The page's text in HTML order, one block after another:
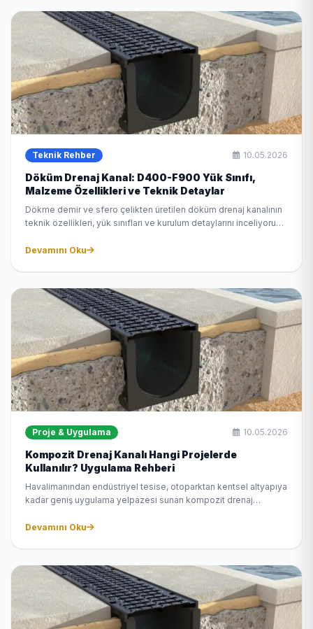
Teknik Rehber 10.05.2026
Döküm Drenaj Kanal: D400-F900 Yük Sınıfı,
Malzeme Özellikleri ve Teknik Detaylar
Dökme demir ve sfero çelikten üretilen döküm drenaj kanalının
teknik özellikleri, yük sınıfları ve kurulum detaylarını inceliyoruz.
tercih edilir?
Devamını Oku
Proje & Uygulama 10.05.2026
Kompozit Drenaj Kanalı Hangi Projelerde
Kullanılır? Uygulama Rehberi
Havalimanından endüstriyel tesise, otoparktan kentsel altyapıya
kadar geniş uygulama yelpazesi sunan kompozit drenaj
açıklıyoruz.
Devamını Oku